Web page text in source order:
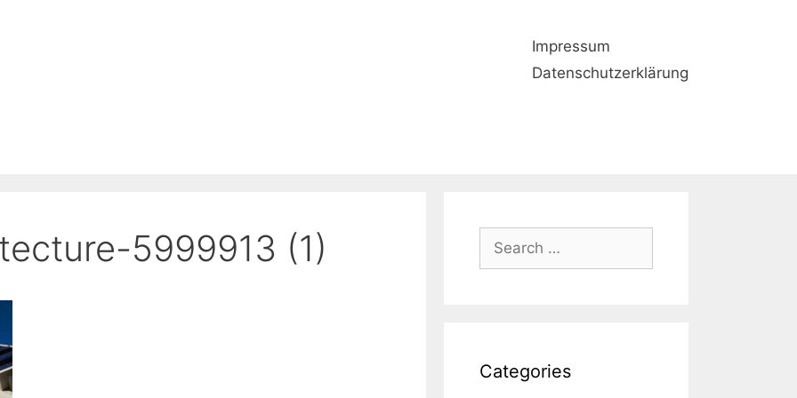
Impressum
Datenschutzerklärung
5999913 (1)
Search
for:
Categories